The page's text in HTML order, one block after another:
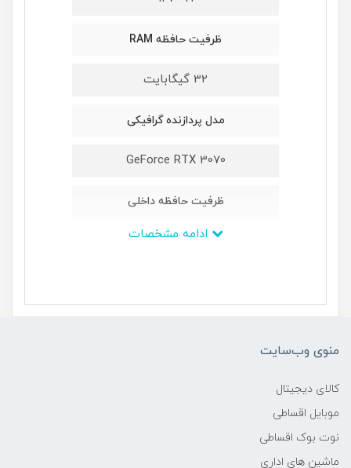
ظرفیت حافظه RAM
32 گیگابایت
مدل پردازنده گرافیکی
GeForce RTX 3070
ظرفیت حافظه داخلی
1TB M2 NVMe PCIe
26.8 × 264.4 × 356
منوی وب‌سایت
کالای دیجیتال
موبایل اقساطی
نوت بوک اقساطی
ماشین های اداری